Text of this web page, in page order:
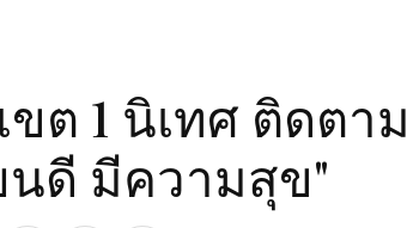
ต 1 นิเทศ ติดตาม
นดี มีความสุข"